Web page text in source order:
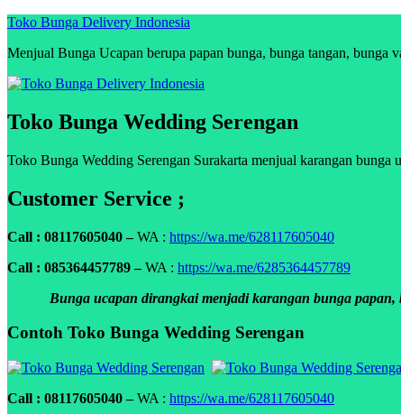
Skip
content
Toko Bunga Delivery Indonesia
Menjual Bunga Ucapan berupa papan bunga, bunga tangan,
Toko Bunga Wedding Serengan
Toko Bunga Wedding Serengan Surakarta menjual karangan
Customer Service ;
Call : 08117605040 –WA : https://wa.me/628117605040
Call : 085364457789 –WA : https://wa.me/6285364457789
Bunga ucapan dirangkai menjadi karangan bunga
Contoh Toko Bunga Wedding Serengan
Call : 08117605040 –WA : https://wa.me/628117605040